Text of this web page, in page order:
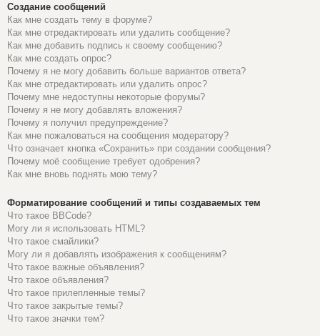
Создание сообщений
Как мне создать тему в форуме?
Как мне отредактировать или удалить сообщение?
Как мне добавить подпись к своему сообщению?
Как мне создать опрос?
Почему я не могу добавить больше вариантов ответа?
Как мне отредактировать или удалить опрос?
Почему мне недоступны некоторые форумы?
Почему я не могу добавлять вложения?
Почему я получил предупреждение?
Как мне пожаловаться на сообщения модератору?
Что означает кнопка «Сохранить» при создании сообщения?
Почему моё сообщение требует одобрения?
Как мне вновь поднять мою тему?
Форматирование сообщений и типы создаваемых тем
Что такое BBCode?
Могу ли я использовать HTML?
Что такое смайлики?
Могу ли я добавлять изображения к сообщениям?
Что такое важные объявления?
Что такое объявления?
Что такое прилепленные темы?
Что такое закрытые темы?
Что такое значки тем?